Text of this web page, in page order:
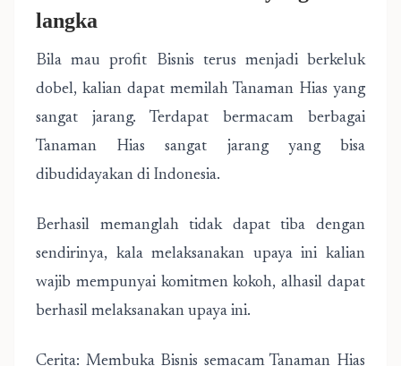
langka
Bila mau profit Bisnis terus menjadi berkeluk
dobel, kalian dapat memilah Tanaman Hias yang
sangat jarang. Terdapat bermacam berbagai
Tanaman Hias sangat jarang yang bisa
dibudidayakan di Indonesia.
Berhasil memanglah tidak dapat tiba dengan
sendirinya, kala melaksanakan upaya ini kalian
wajib mempunyai komitmen kokoh, alhasil dapat
berhasil melaksanakan upaya ini.
Cerita: Membuka Bisnis semacam Tanaman Hias